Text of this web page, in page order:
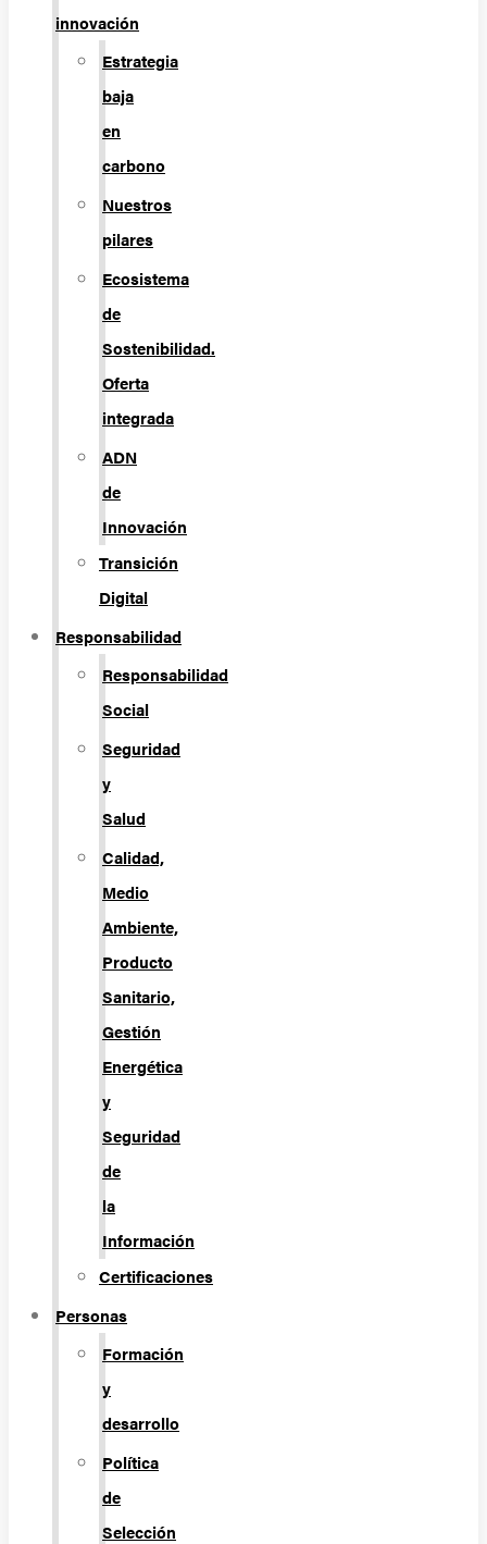
innovación
Estrategia
baja
en
carbono
Nuestros
pilares
Ecosistema
de
Sostenibilidad.
Oferta
integrada
ADN
de
Innovación
Transición
Digital
Responsabilidad
Responsabilidad
Social
Seguridad
y
Salud
Calidad,
Medio
Ambiente,
Producto
Sanitario,
Gestión
Energética
y
Seguridad
de
la
Información
Certificaciones
Personas
Formación
y
desarrollo
Política
de
Selección